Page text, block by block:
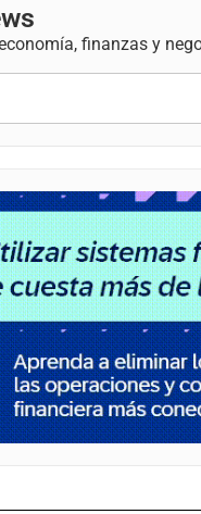
finanzas y